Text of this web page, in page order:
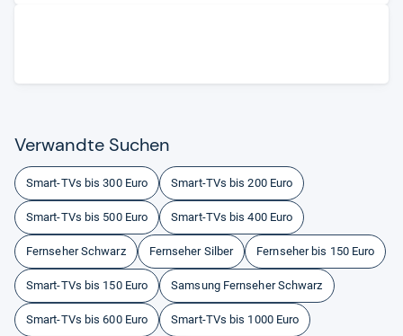
Ver­wandte Suchen
Smart-TVs bis 300 Euro Smart-TVs bis 200 Euro
Smart-TVs bis 500 Euro Smart-TVs bis 400 Euro
Fernseher Schwarz Fernseher Silber Fernseher bis 150 Euro
Smart-TVs bis 150 Euro Samsung Fernseher Schwarz
Smart-TVs bis 600 Euro Smart-TVs bis 1000 Euro